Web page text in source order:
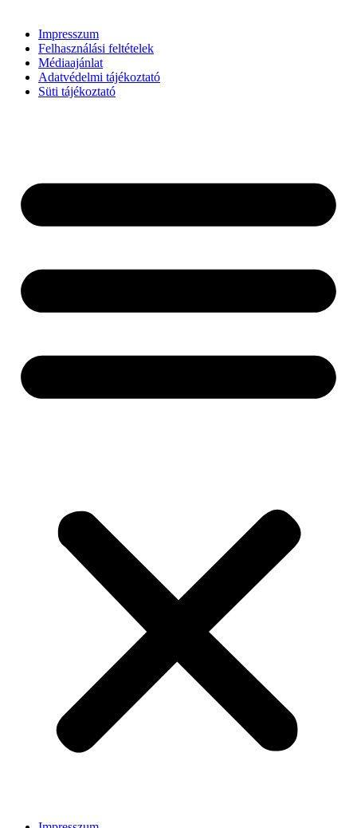
Impresszum
Felhasználási feltételek
Médiaajánlat
Adatvédelmi tájékoztató
Süti tájékoztató